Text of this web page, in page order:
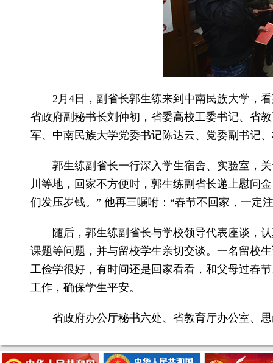
2月4日，副省长郭生练来到中南民族大学，
省政府副秘书长刘仲初，省委高校工委书记、省
军、中南民族大学党委书记陈达云、党委副书记
郭生练副省长一行深入学生宿舍、实验室，
川等地，回家不方便时，郭生练副省长递上慰问
们发压岁钱。” 他再三嘱咐：“春节不回家，一定
随后，郭生练副省长与学校领导代表座谈，
课题等问题，并与留校学生亲切交谈。一名留校
工俭学很好，有时间还是回家看看，和父母过春
工作，确保学生平安。
省政府办公厅秘书六处、省教育厅办公室、